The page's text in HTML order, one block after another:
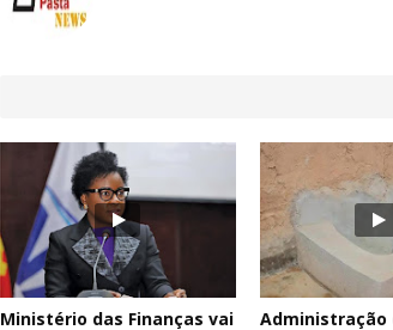
Ministério das Finanças vai
Administração